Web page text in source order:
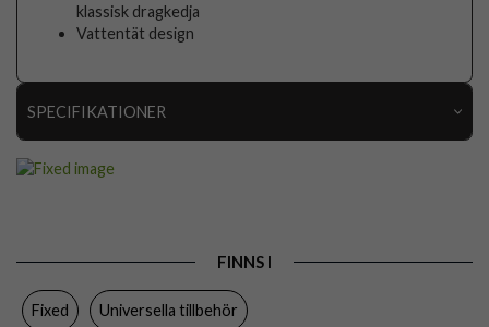
klassisk dragkedja
Vattentät design
SPECIFIKATIONER
Material
FINNS I
Fixed Universella tillbehör